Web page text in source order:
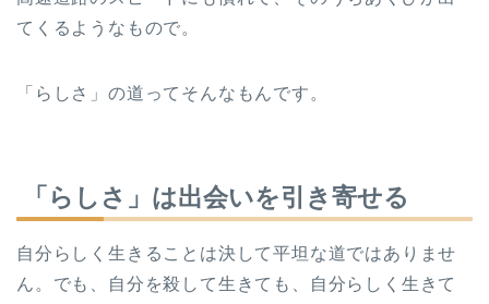
てくるようなもので。
「らしさ」の道ってそんなもんです。
「らしさ」は出会いを引き寄せる
自分らしく生きることは決して平坦な道ではありませ
ん。でも、自分を殺して生きても、自分らしく生きて